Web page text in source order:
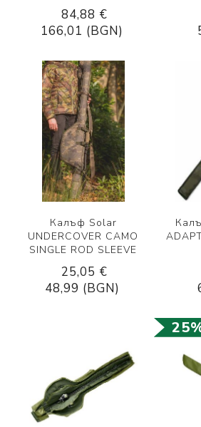
84,88 €
166,01 (BGN)
Калъф Solar
UNDERCOVER CAMO
SINGLE ROD SLEEVE
25,05 €
48,99 (BGN)